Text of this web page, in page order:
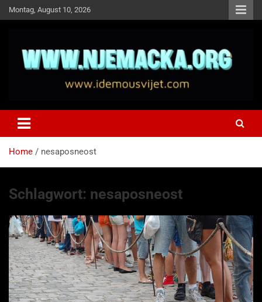
Skip
to
Montag, August 10, 2026
Idemo u Svijet-Njemacka!
Home nesaposneost
Schlagwort: nesaposneost